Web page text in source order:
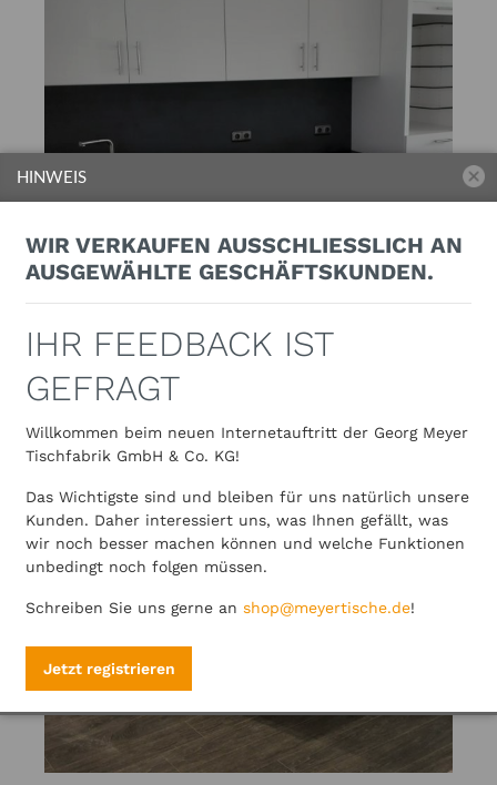
HINWEIS
WIR VERKAUFEN AUSSCHLIESSLICH AN A
USGEWÄHLTE GESCHÄFTSKUNDEN.
IHR FEEDBACK IST
GEFRAGT
Willkommen beim neuen Internetauftritt der Georg Meyer
Tischfabrik GmbH & Co. KG!
Das Wichtigste sind und bleiben für uns natürlich unsere
Kunden. Daher interessiert uns, was Ihnen gefällt, was
wir noch besser machen können und welche Funktionen
unbedingt noch folgen müssen.
Schreiben Sie uns gerne an shop@meyertische.de!
Jetzt registrieren